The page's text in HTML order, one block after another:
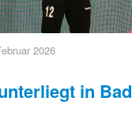
2026
in Bad